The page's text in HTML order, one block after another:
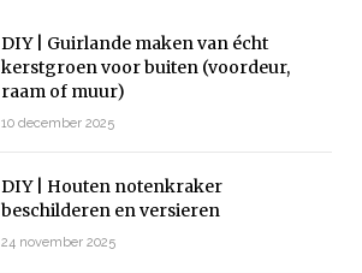
DIY | Guirlande maken van écht
kerstgroen voor buiten (voordeur,
raam of muur)
10 december 2025
DIY | Houten notenkraker
beschilderen en versieren
24 november 2025